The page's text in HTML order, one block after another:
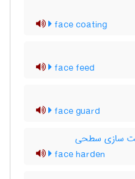
face coating
face feed
face guard
سازی سطحی
face harden